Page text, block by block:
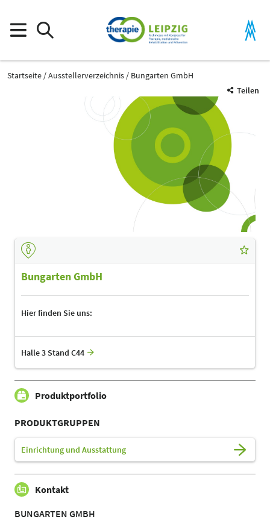
Startseite Ausstellerverzeichnis
Bungarten GmbH
Teilen
Bungarten GmbH
Hier finden Sie uns:
Halle 3 Stand C44
Produktportfolio
PRODUKTGRUPPEN
Einrichtung und Ausstattung
Kontakt
BUNGARTEN GMBH